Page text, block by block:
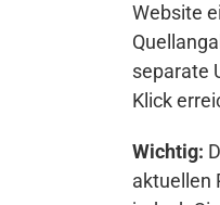
Website
separate
Klick
Wichtig:
aktuellen